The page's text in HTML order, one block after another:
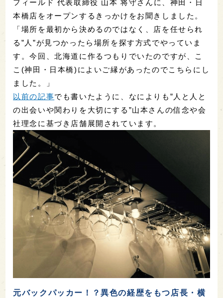
フィールド 代表取締役 山本 将守さんに、神田・日
本橋店をオープンするきっかけをお聞きしました。
「場所を最初から決めるのではなく、店を任せられ
る”人”が見つかったら場所を探す方式でやっていま
す。今回、北海道に作るつもりでいたのですが、こ
こ(神田・日本橋)によいご縁があったのでこちらにし
ました。」
以前の記事でも書いたように、なによりも”人と人と
の出会いや関わりを大切にする”山本さんの信念や会
社理念に基づき店舗展開されています。
元バックパッカー！？異色の経歴をもつ店長・横